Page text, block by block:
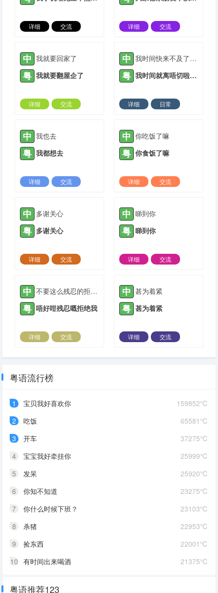
详细
交流
详细
交流
中 我就要回家了
粤 我就要翻屋企了
详细
交流
中 我时间快来不及了，只能出门买大饼油条。
粤 我时间就离唔切啦，只能够出门买大饼油条。
详细
日常
中 我也去
粤 我都想去
详细
交流
中 你吃饭了嘛
粤 你食饭了嘛
详细
交流
中 多谢关心
粤 多谢关心
详细
交流
中 睇到你
粤 睇到你
详细
交流
中 不要这么残忍的拒绝我
粤 唔好咁残忍嘅拒绝我
详细
交流
中 甚为着紧
粤 甚为着紧
详细
交流
粤语流行榜
159852℃
1
宝贝我好喜欢你
65581℃
2
吃饭
37275℃
3
开车
25999℃
4
宝宝我好牵挂你
25920℃
5
发呆
23275℃
6
你知不知道
23103℃
7
你什么时候下班？
22953℃
8
杀猪
22001℃
9
捡东西
21375℃
10 有时间出来喝酒
粤语推荐123